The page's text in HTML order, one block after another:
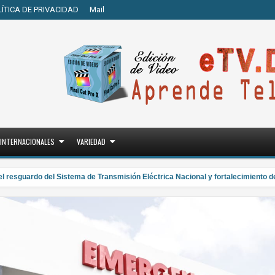
DE PRIVACIDAD Mail
INTERNACIONALES VARIEDAD
del Sistema de Transmisión Eléctrica Nacional y fortalecimiento de